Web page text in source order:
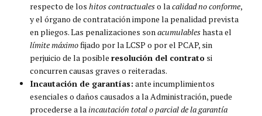
respecto de los hitos contractualeso lacalidad no conforme,
y el órgano de contratación impone la penalidad prevista
en pliegos. Las penalizaciones sonacumulableshasta el
límite máximofijado por la LCSP o por el PCAP, sin
perjuicio de la posible resolución del contrato si
concurren causas graves o reiteradas.
Incautación de garantías: ante incumplimientos
esenciales o daños causados a la Administración, puede
procederse a laincautación total o parcial de la garantía